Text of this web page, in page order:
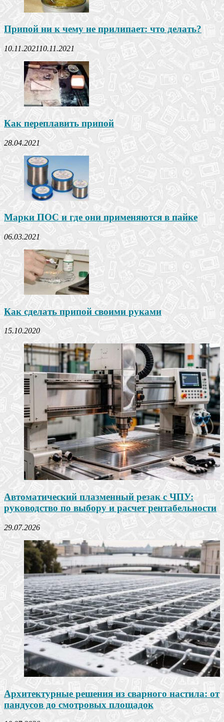
Припой ни к чему не прилипает: что делать?
10.11.202110.11.2021
Как переплавить припой
28.04.2021
Марки ПОС и где они применяются в пайке
06.03.2021
Как сделать припой своими руками
15.10.2020
Автоматический плазменный резак с ЧПУ:
руководство по выбору и расчет рентабельности
29.07.2026
Архитектурные решения из сварного настила: от
пандусов до смотровых площадок